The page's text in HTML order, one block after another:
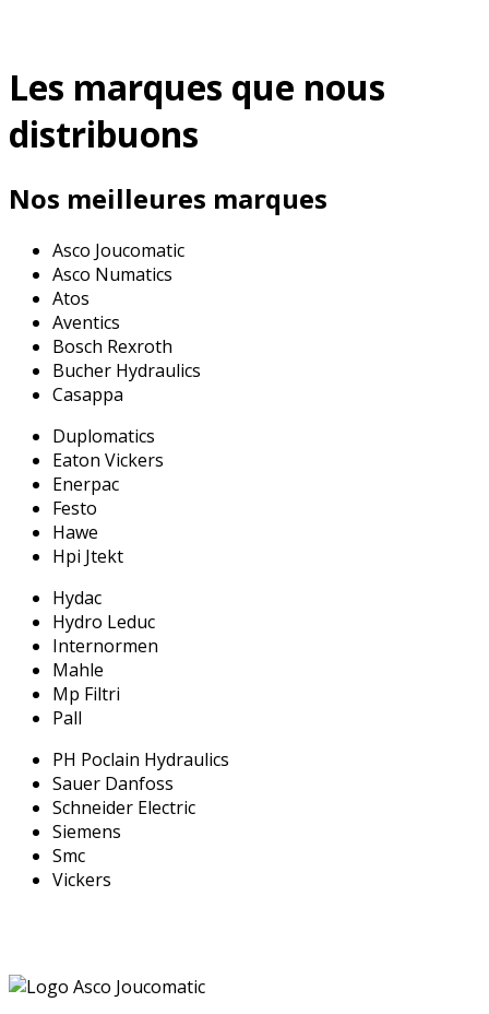
Les marques que nous
distribuons
Nos meilleures marques
Asco Joucomatic
Asco Numatics
Atos
Aventics
Bosch Rexroth
Bucher Hydraulics
Casappa
Duplomatics
Eaton Vickers
Enerpac
Festo
Hawe
Hpi Jtekt
Hydac
Hydro Leduc
Internormen
Mahle
Mp Filtri
Pall
PH Poclain Hydraulics
Sauer Danfoss
Schneider Electric
Siemens
Smc
Vickers